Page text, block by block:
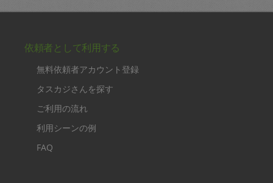
依頼者として利用する
無料依頼者アカウント登録
タスカジさんを探す
ご利用の流れ
利用シーンの例
FAQ